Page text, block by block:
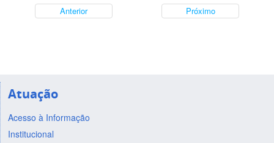
Anterior Próximo
Atuação
Acesso à Informação
Institucional